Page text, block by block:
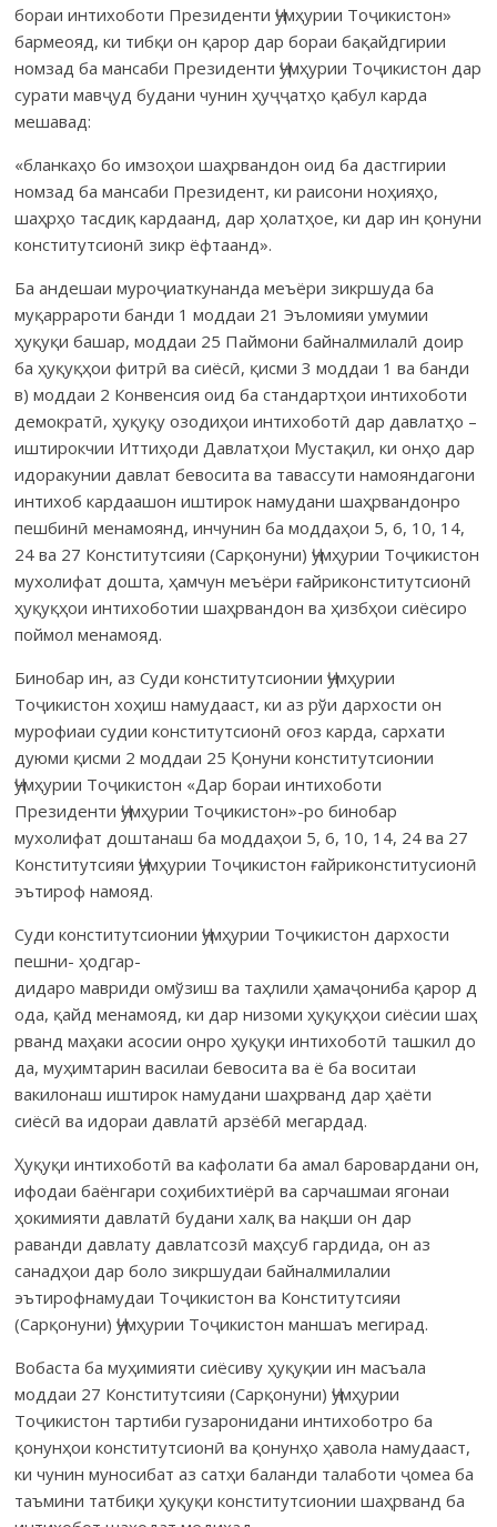
бораи интихоботи Президенти Ҷумҳурии Тоҷикистон»
бармеояд, ки тибқи он қарор дар бораи бақайдгирии
номзад ба мансаби Президенти Ҷумҳурии Тоҷикистон дар
сурати мавҷуд будани чунин ҳуҷҷатҳо қабул карда
мешавад:
«бланкаҳо бо имзоҳои шаҳрвандон оид ба дастгирии
номзад ба мансаби Президент, ки раисони ноҳияҳо,
шаҳрҳо тасдиқ кардаанд, дар ҳолатҳое, ки дар ин қонуни
конститутсионӣ зикр ёфтаанд».
Ба андешаи муроҷиаткунанда меъёри зикршуда ба
муқаррароти банди 1 моддаи 21 Эъломияи умумии
ҳуқуқи башар, моддаи 25 Паймони байналмилалӣ доир
ба ҳуқуқҳои фитрӣ ва сиёсӣ, қисми 3 моддаи 1 ва банди
в) моддаи 2 Конвенсия оид ба стандартҳои интихоботи
демократӣ, ҳуқуқу озодиҳои интихоботӣ дар давлатҳо –
иштирокчии Иттиҳоди Давлатҳои Мустақил, ки онҳо дар
идоракунии давлат бевосита ва тавассути намояндагони
интихоб кардаашон иштирок намудани шаҳрвандонро
пешбинӣ менамоянд, инчунин ба моддаҳои 5, 6, 10, 14,
24 ва 27 Конститутсияи (Сарқонуни) Ҷумҳурии Тоҷикистон
мухолифат дошта, ҳамчун меъёри ғайриконститутсионӣ
ҳуқуқҳои интихоботии шаҳрвандон ва ҳизбҳои сиёсиро
поймол менамояд.
Бинобар ин, аз Суди конститутсионии Ҷумҳурии
Тоҷикистон хоҳиш намудааст, ки аз рўи дархости он
мурофиаи судии консти­тутсионӣ оғоз карда, сархати
дуюми қисми 2 моддаи 25 Қонуни конститутсионии
Ҷумҳурии Тоҷикистон «Дар бораи интихоботи
Президенти Ҷумҳурии Тоҷикистон»-ро бинобар
мухолифат доштанаш ба моддаҳои 5, 6, 10, 14, 24 ва 27
Конститутсияи Ҷумҳурии Тоҷикистон ғайриконститусионӣ
эътироф намояд.
Суди конститутсионии Ҷумҳурии Тоҷикистон дархости
пешни- ҳод­гар­
дидаро мавриди омўзиш ва таҳлили ҳамаҷониба қарор д
ода, қайд менамояд, ки дар низоми ҳуқуқҳои сиёсии шаҳ
рванд маҳаки асосии онро ҳуқуқи интихоботӣ ташкил до
да, муҳимтарин василаи бевосита ва ё ба воситаи
вакилонаш иштирок намудани шаҳрванд дар ҳаёти
сиёсӣ ва идораи давлатӣ арзёбӣ мегардад.
Ҳуқуқи интихоботӣ ва кафолати ба амал баровардани он,
ифодаи баёнгари соҳибихтиёрӣ ва сарчашмаи ягонаи
ҳокимияти давлатӣ будани халқ ва нақши он дар
раванди давлату давлатсозӣ маҳсуб гардида, он аз
санадҳои дар боло зикршудаи байналмилалии
эътирофнамудаи Тоҷикистон ва Конститутсияи
(Сарқонуни) Ҷумҳурии Тоҷикистон маншаъ мегирад.
Вобаста ба муҳимияти сиёсиву ҳуқуқии ин масъала
моддаи 27 Конститутсияи (Сарқонуни) Ҷумҳурии
Тоҷикистон тартиби гузаронидани интихоботро ба
қонунҳои конститутсионӣ ва қонунҳо ҳавола намудааст,
ки чунин муносибат аз сатҳи баланди талаботи ҷомеа ба
таъмини татбиқи ҳуқуқи конститутсионии шаҳрванд ба